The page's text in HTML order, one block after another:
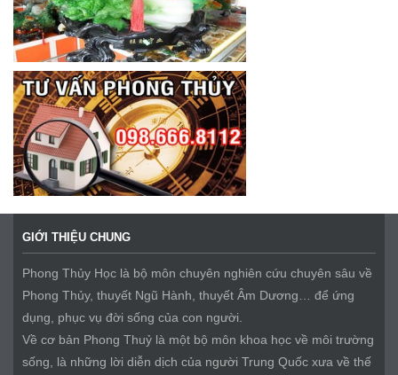
GIỚI THIỆU CHUNG
Phong Thủy Học là bộ môn chuyên nghiên cứu chuyên sâu về
Phong Thủy, thuyết Ngũ Hành, thuyết Âm Dương… để ứng
dụng, phục vụ đời sống của con người.
Về cơ bản Phong Thuỷ là một bộ môn khoa học về môi trường
sống, là những lời diễn dịch của người Trung Quốc xưa về thế